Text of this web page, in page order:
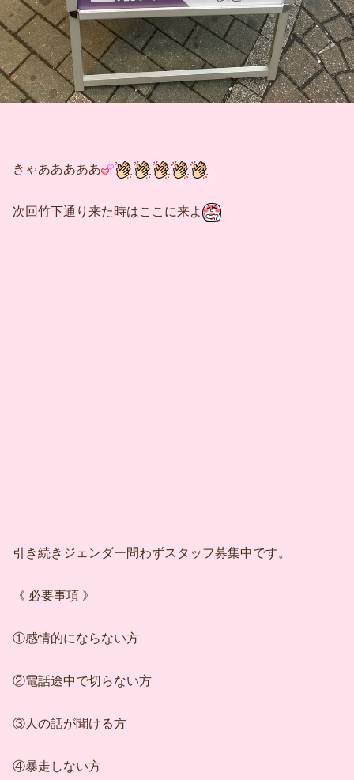
きゃあああああ
次回竹下通り来た時はここに来よ
引き続きジェンダー問わずスタッフ募集中です。
《 必要事項 》
①感情的にならない方
②電話途中で切らない方
③人の話が聞ける方
④暴走しない方